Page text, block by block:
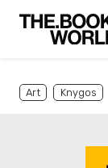
Art Knygos